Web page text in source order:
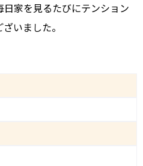
家を見るたびにテンション
いました。